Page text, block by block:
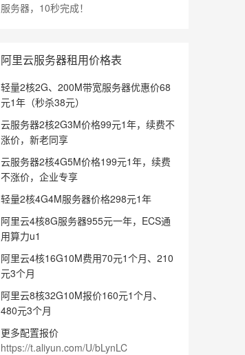
服务器，10秒完成！
阿里云服务器租用价格表
轻量2核2G、200M带宽服务器优惠价68
元1年（秒杀38元）
云服务器2核2G3M价格99元1年，续费不
涨价，新老同享
云服务器2核4G5M价格199元1年，续费
不涨价，企业专享
轻量2核4G4M服务器价格298元1年
阿里云4核8G服务器955元一年，ECS通
用算力u1
阿里云4核16G10M费用70元1个月、210
元3个月
阿里云8核32G10M报价160元1个月、
480元3个月
更多配置报价
https://t.aliyun.com/U/bLynLC